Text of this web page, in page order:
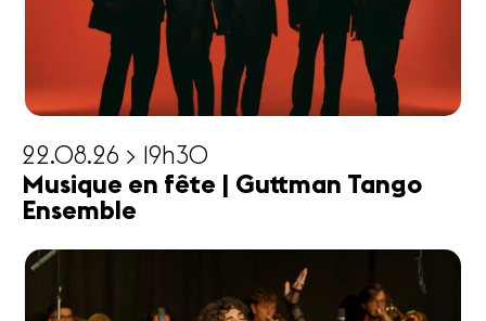
22.08.26 > 19h30
Musique en fête | Guttman Tango
Ensemble